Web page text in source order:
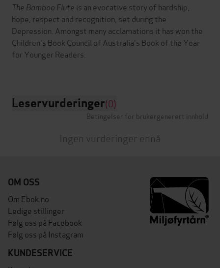
The Bamboo Flute is an evocative story of hardship,
hope, respect and recognition, set during the
Depression. Amongst many acclamations it has won the
Children's Book Council of Australia's Book of the Year
for Younger Readers.
Leservurderinger(0)
Betingelser for brukergenerert innhold
Ingen vurderinger ennå
OM OSS
Om Ebok.no
Ledige stillinger
Følg oss på Facebook
Følg oss på Instagram
KUNDESERVICE